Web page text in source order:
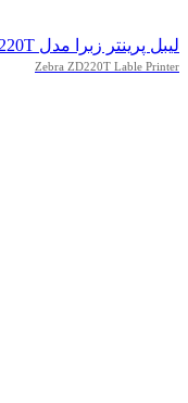
لیبل پرینتر زبرا مدل ZD220T
Zebra ZD220T Lable Printer